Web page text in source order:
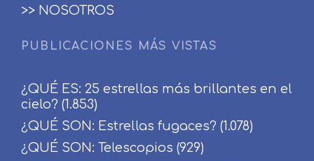
>> NOSOTROS
PUBLICACIONES MÁS VISTAS
¿QUÉ ES: 25 estrellas más brillantes en el
cielo? (1.853)
¿QUÉ SON: Estrellas fugaces? (1.078)
¿QUÉ SON: Telescopios (929)